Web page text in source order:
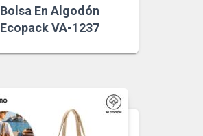
Bolsa En Algodón
Ecopack VA-1237